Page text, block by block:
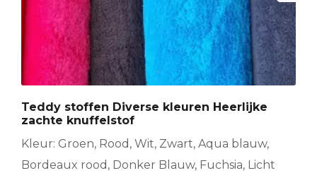
Teddy stoffen Diverse kleuren Heerlijke
zachte knuffelstof
Kleur: Groen, Rood, Wit, Zwart, Aqua blauw,
Bordeaux rood, Donker Blauw, Fuchsia, Licht
product
meerdere
variaties.
kan
gekozen
worden
op